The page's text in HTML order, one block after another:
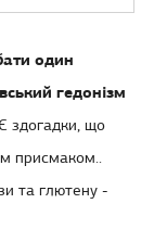
один
гедонізм
здогадки, що
присмаком..
та глютену -